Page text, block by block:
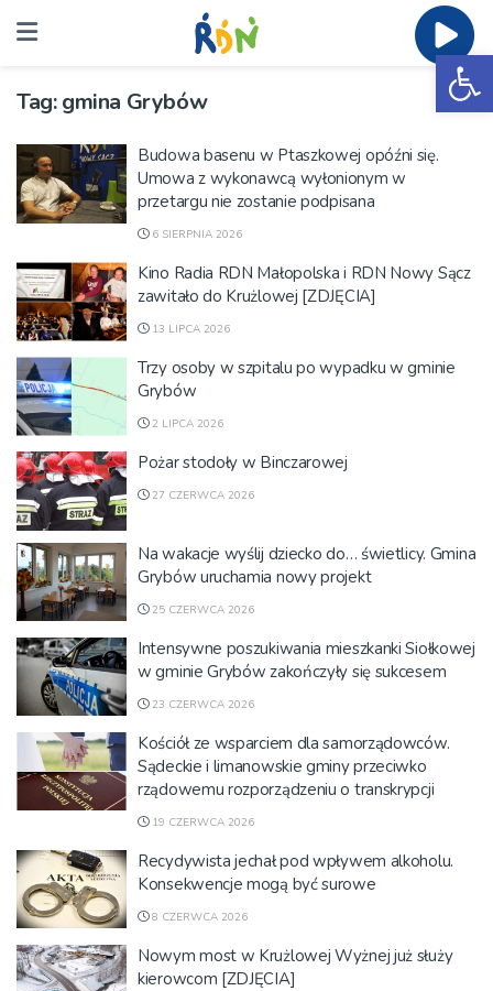
Tag:gmina Grybów
Budowa basenu w Ptaszkowej opóźni się.
Umowa z wykonawcą wyłonionym w
przetargu nie zostanie podpisana
6 SIERPNIA 2026
Kino Radia RDN Małopolska i RDN Nowy Sącz
zawitało do Krużlowej [ZDJĘCIA]
13 LIPCA 2026
Trzy osoby w szpitalu po wypadku w gminie
Grybów
2 LIPCA 2026
Pożar stodoły w Binczarowej
27 CZERWCA 2026
Na wakacje wyślij dziecko do… świetlicy. Gmina
Grybów uruchamia nowy projekt
25 CZERWCA 2026
Intensywne poszukiwania mieszkanki Siołkowej
w gminie Grybów zakończyły się sukcesem
23 CZERWCA 2026
Kościół ze wsparciem dla samorządowców.
Sądeckie i limanowskie gminy przeciwko
rządowemu rozporządzeniu o transkrypcji
19 CZERWCA 2026
Recydywista jechał pod wpływem alkoholu.
Konsekwencje mogą być surowe
8 CZERWCA 2026
Nowym most w Krużlowej Wyżnej już służy
kierowcom [ZDJĘCIA]